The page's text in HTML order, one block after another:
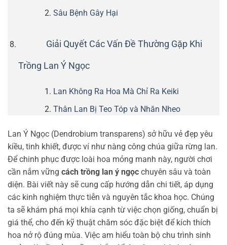
Sâu Bệnh Gây Hại
Giải Quyết Các Vấn Đề Thường Gặp Khi
Trồng Lan Ý Ngọc
Lan Không Ra Hoa Mà Chỉ Ra Keiki
Thân Lan Bị Teo Tóp và Nhăn Nheo
Lan Ý Ngọc (Dendrobium transparens) sở hữu vẻ đẹp yêu
kiều, tinh khiết, được ví như nàng công chúa giữa rừng lan.
Để chinh phục được loài hoa mỏng manh này, người chơi
cần nắm vững cách trồng lan ý ngọc chuyên sâu và toàn
diện. Bài viết này sẽ cung cấp hướng dẫn chi tiết, áp dụng
các kinh nghiệm thực tiễn và nguyên tắc khoa học. Chúng
ta sẽ khám phá mọi khía cạnh từ việc chọn giống, chuẩn bị
giá thể, cho đến kỹ thuật chăm sóc đặc biệt để kích thích
hoa nở rộ đúng mùa. Việc am hiểu toàn bộ chu trình sinh